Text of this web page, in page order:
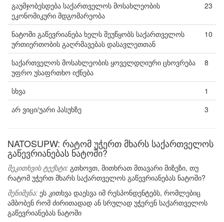
გაუმჯობესდება საქართველოს მოსახლეობის
ეკონომიკური მდგომარეობა
23
ნატოში გაწევრიანება ხელს შეუწყობს საქართველოს
ურთიერთობის გაღრმავებას დასავლეთთან
10
საქართველოს მოსახლეობის ყოველდღიური ცხოვრება
უფრო უსაფრთხო იქნება
8
სხვა
1
არ ვიცი/უარი პასუხზე
3
NATOSUPW: რატომ უჭერთ მხარს საქართველოს
გაწევრიანებას ნატოში?
შეკითხვის ტექსტი: გთხოვთ, მითხრათ მთავარი მიზეზი, თუ
რატომ უჭერთ მხარს საქართველოს გაწევრიანებას ნატოში?
შენიშვნა: ეს კითხვა დაესვა იმ რესპონდენტებს, რომლებიც
ამბობენ რომ ძირითადად ან სრულად უჭერენ საქართველოს
გაწევრიანებას ნატოში